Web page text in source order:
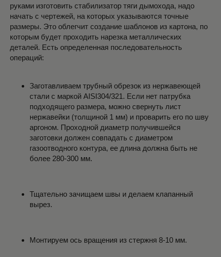
руками изготовить стабилизатор тяги дымохода, надо
начать с чертежей, на которых указываются точные
размеры. Это облегчит создание шаблонов из картона, по
которым будет проходить нарезка металлических
деталей. Есть определенная последовательность
операций:
Заготавливаем трубный обрезок из нержавеющей
стали с маркой AISI304/321. Если нет патрубка
подходящего размера, можно свернуть лист
нержавейки (толщиной 1 мм) и проварить его по шву
аргоном. Проходной диаметр получившейся
заготовки должен совпадать с диаметром
газоотводного контура, ее длина должна быть не
более 280-300 мм.
Тщательно зачищаем швы и делаем клапанный
вырез.
Монтируем ось вращения из стержня 8-10 мм.
БАННЫЕ ПЕЧИ В КАМНЕ
КАМЕННЫЕ ПОРТАЛЫ
ОТОПИТЕЛЬНЫЕ ПЕЧИ